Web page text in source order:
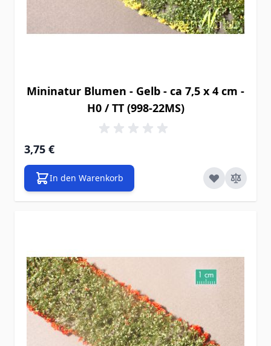
Mininatur Blumen - Gelb - ca 7,5 x 4 cm -
H0 / TT (998-22MS)
3,75 €
In den Warenkorb